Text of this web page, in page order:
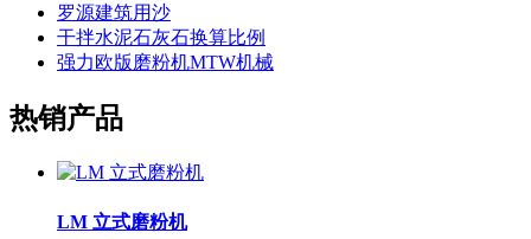
罗源建筑用沙
干拌水泥石灰石换算比例
强力欧版磨粉机MTW机械
热销产品
LM 立式磨粉机